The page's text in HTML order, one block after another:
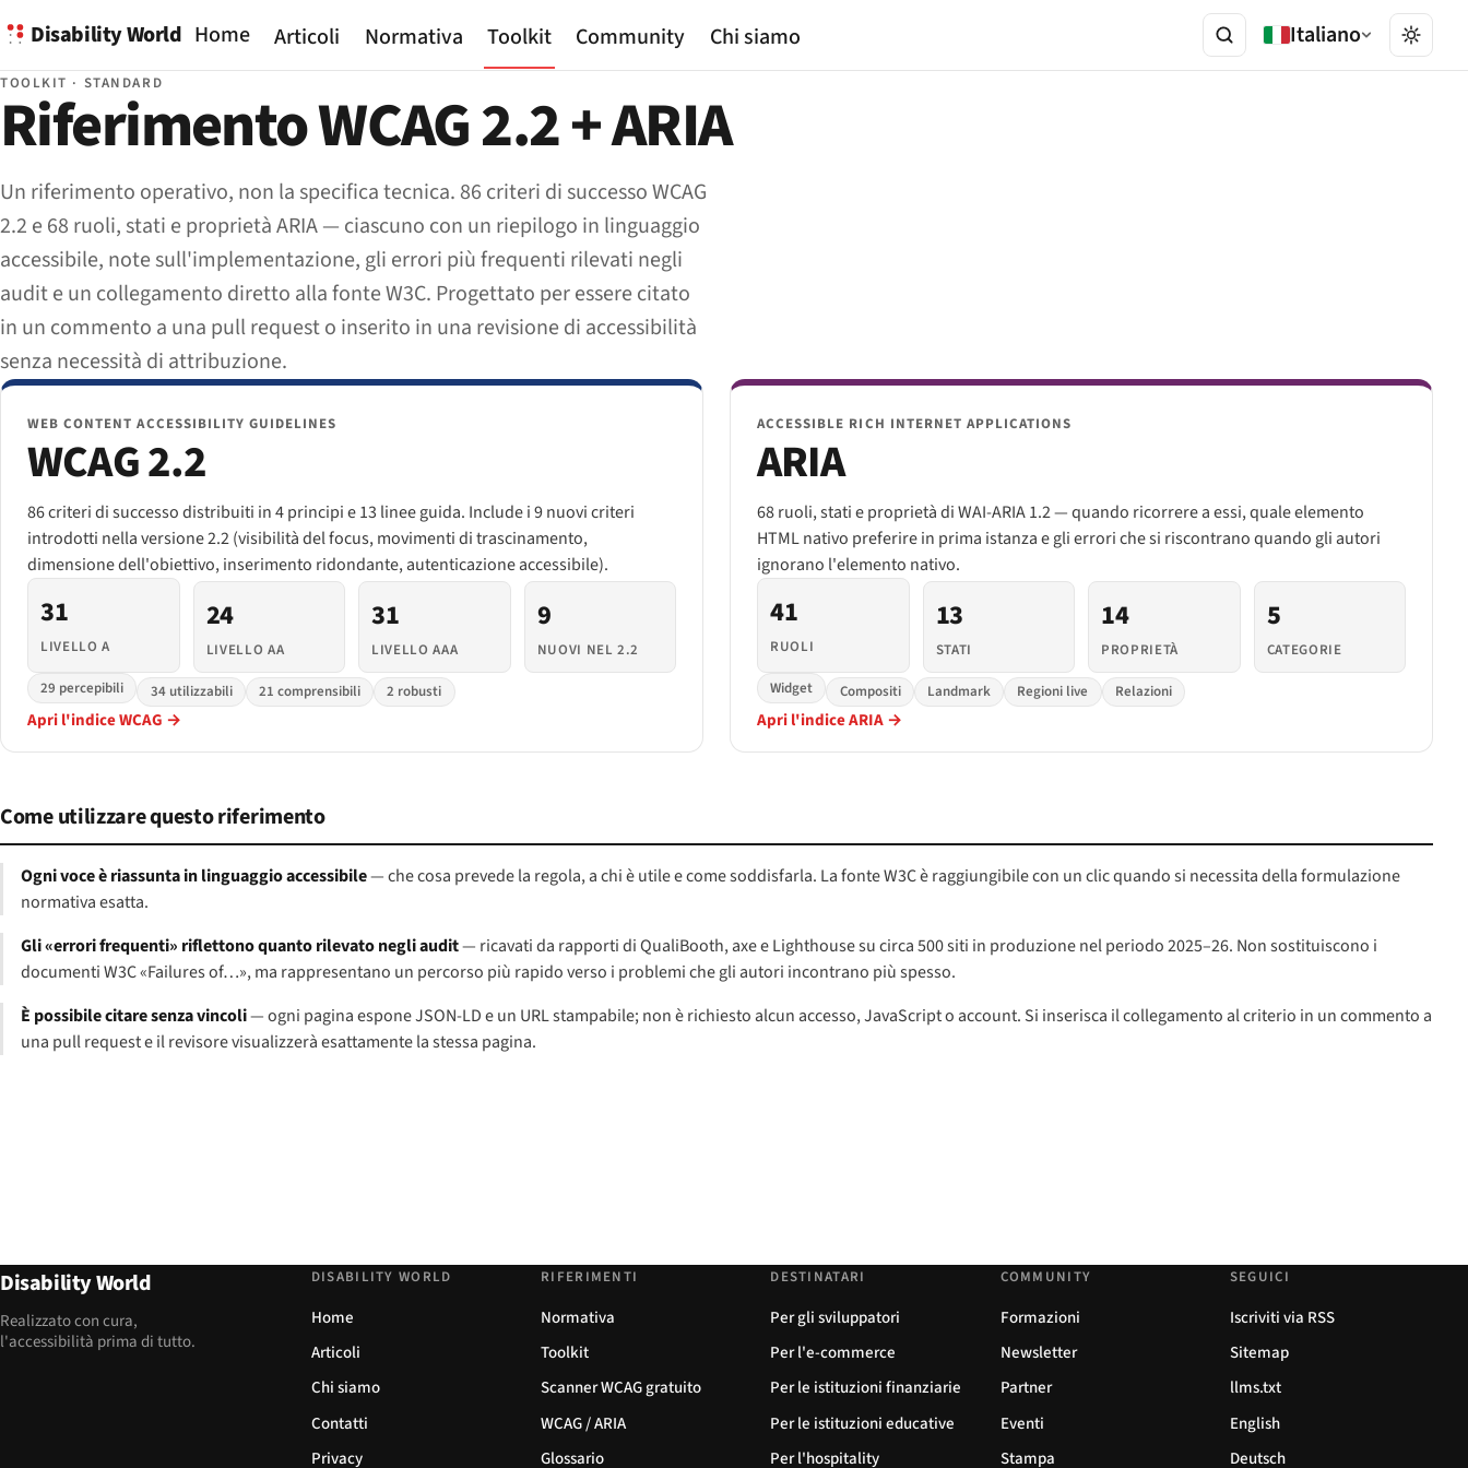
Disability World Home Articoli Normativa Toolkit Community Chi siamo Italiano
TOOLKIT · STANDARD
Riferimento WCAG 2.2 + ARIA
Un riferimento operativo, non la specifica tecnica. 86 criteri di successo WCAG
2.2 e 68 ruoli, stati e proprietà ARIA — ciascuno con un riepilogo in linguaggio
accessibile, note sull'implementazione, gli errori più frequenti rilevati negli
audit e un collegamento diretto alla fonte W3C. Progettato per essere citato
in un commento a una pull request o inserito in una revisione di accessibilità
senza necessità di attribuzione.
WEB CONTENT ACCESSIBILITY GUIDELINES
WCAG 2.2
86 criteri di successo distribuiti in 4 principi e 13 linee guida. Include i 9 nuovi criteri
introdotti nella versione 2.2 (visibilità del focus, movimenti di trascinamento,
dimensione dell'obiettivo, inserimento ridondante, autenticazione accessibile).
31
LIVELLO A
24
LIVELLO AA
31
LIVELLO AAA
9
NUOVI NEL 2.2
29 percepibili
34 utilizzabili 21 comprensibili 2 robusti
Apri l'indice WCAG →
ACCESSIBLE RICH INTERNET APPLICATIONS
ARIA
68 ruoli, stati e proprietà di WAI-ARIA 1.2 — quando ricorrere a essi, quale elemento
HTML nativo preferire in prima istanza e gli errori che si riscontrano quando gli autori
ignorano l'elemento nativo.
41
RUOLI
13
STATI
14
PROPRIETÀ
5
CATEGORIE
Widget
Compositi Landmark Regioni live Relazioni
Apri l'indice ARIA →
Come utilizzare questo riferimento
Ogni voce è riassunta in linguaggio accessibile— che cosa prevede la regola, a chi è utile e come soddisfarla. La fonte W3C è raggiungibile con un clic quando si necessita della formulazione
normativa esatta.
Gli «errori frequenti» riflettono quanto rilevato negli audit— ricavati da rapporti di QualiBooth, axe e Lighthouse su circa 500 siti in produzione nel periodo 2025–26. Non sostituiscono i
documenti W3C «Failures of…», ma rappresentano un percorso più rapido verso i problemi che gli autori incontrano più spesso.
È possibile citare senza vincoli— ogni pagina espone JSON-LD e un URL stampabile; non è richiesto alcun accesso, JavaScript o account. Si inserisca il collegamento al criterio in un commento a
una pull request e il revisore visualizzerà esattamente la stessa pagina.
Disability World
Realizzato con cura,
l'accessibilità prima di tutto.
DISABILITY WORLD
Home
Articoli
Chi siamo
Contatti
Privacy
RIFERIMENTI
Normativa
Toolkit
Scanner WCAG gratuito
WCAG / ARIA
Glossario
DESTINATARI
Per gli sviluppatori
Per l'e-commerce
Per le istituzioni finanziarie
Per le istituzioni educative
Per l'hospitality
COMMUNITY
Formazioni
Newsletter
Partner
Eventi
Stampa
SEGUICI
Iscriviti via RSS
Sitemap
llms.txt
English
Deutsch